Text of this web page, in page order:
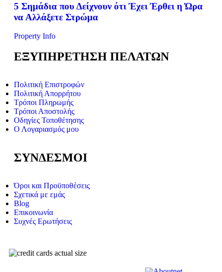
5 Σημάδια που Δείχνουν ότι Έχει Έρθει η Ώρα
να Αλλάξετε Στρώμα
Property Info
ΕΞΥΠΗΡΕΤΗΣΗ ΠΕΛΑΤΩΝ
Πολιτική Επιστροφών
Πολιτική Απορρήτου
Τρόποι Πληρωμής
Τρόποι Αποστολής
Οδηγίες Τοποθέτησης
Ο Λογαριασμός μου
ΣΥΝΔΕΣΜΟΙ
Όροι και Προϋποθέσεις
Σχετικά με εμάς
Blog
Επικοινωνία
Συχνές Ερωτήσεις